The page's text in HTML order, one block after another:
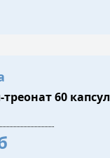
60 капсул